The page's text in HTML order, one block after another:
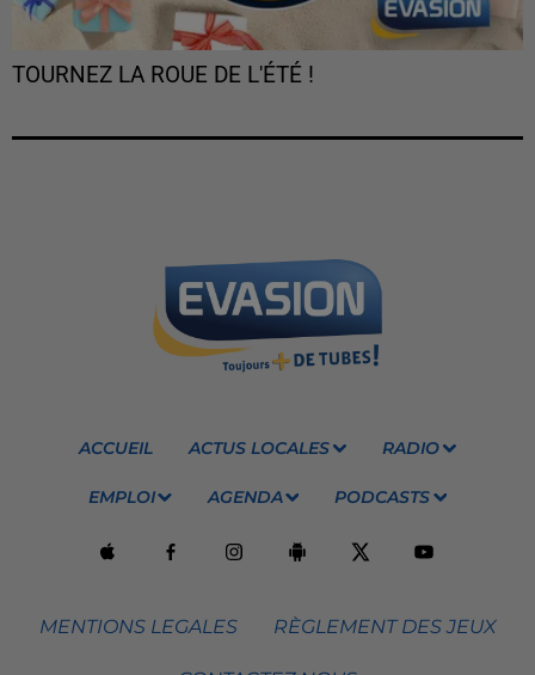
TOURNEZ LA ROUE DE L'ÉTÉ !
ACCUEIL ACTUS LOCALES RADIO
EMPLOI AGENDA PODCASTS
MENTIONS LEGALES RÈGLEMENT DES JEUX